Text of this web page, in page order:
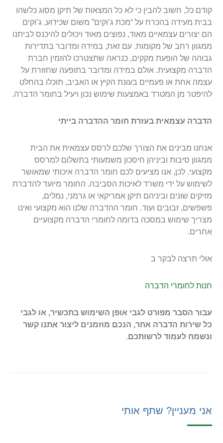
קודם כל, חשוב להבין כי לא כל המצאות של תיקן מסוג כלשהו
בבית מעידה בהכרח על “מכת ג’וקים” משום שכידוע, ג’וקים
הם יצורים עצמאיים מאוד, נפוצים מאוד ויכולים להיכנס לביתנו
ממגוון רחב של מקומות. עם זאת, במידה ומדובר בתדירות
גבוהה של הופעת מקקים, כנראה שתצטרכו להזמין חברת
הדברה מקצועית. אולם במידה ומדובר בתופעה שחוזרת על
עצמה אחת או פעמיים בעונת הקיץ או האביב, תוכלו בהחלט
להיפטר מן המטרד באמצעות שימוש נכון ויעיל בחומר הדברה.
הדברה עצמאית בעזרת חומר ההדברה בייתי
אנחנו מבינים את הצורך שלכם לרסס עצמאית את הבית
ממגוון סיבות וביניהן חיסכון משמעותי בתשלום למרסס
מקצועי. לכן, אנו מציעים לכם חומר הדברה איכותי שמאושר
לשימוש על ידי משרד לאיכות הסביבה. החומר מיועד להדברת
מזיקים שונים וביניהם תיקן אמריקאי או גרמני, נמלים,
פשפשים, זבובים ועוד. חומר ההדברה שלנו הוא מקצועי ואינו
מצריך שימוש במסכה בדומה לחומרי הדברה מקצועיים
אחרים.
אולי תרצה לבקר ב
חנות לחומרי הדברה
עבור הסבר מפורט לגבי אופן השימוש בתכשיר, או לגבי
כל שירות הדברה אחר, הנכם מוזמנים ליצור אתנו קשר
ונשמח לעמוד לרשותכם.
אני מעניין? שתף אותי